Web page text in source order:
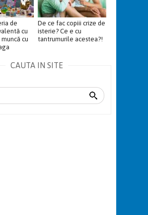
de
cu
cu
De ce fac copiii crize de
isterie? Ce e cu
tantrumurile acestea?!
CAUTA IN SITE